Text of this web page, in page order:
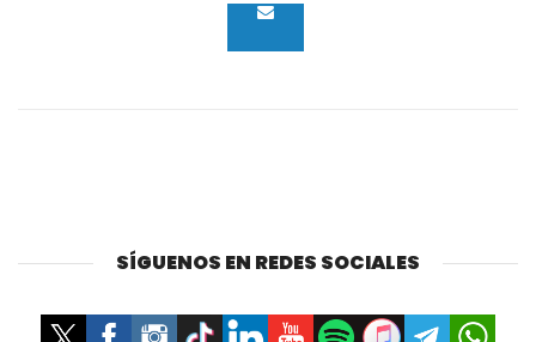
SÍGUENOS EN REDES SOCIALES